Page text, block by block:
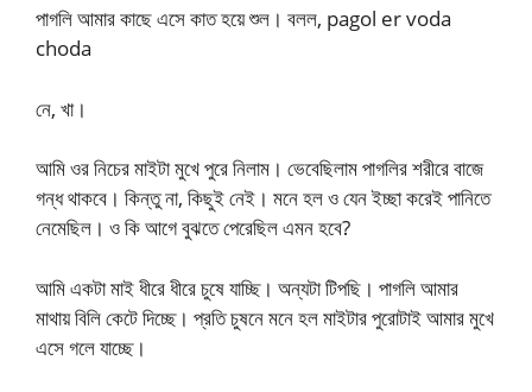
পাগলি আমার কাছে এসে কাত হয়ে শুল। বলল, pagol er voda
choda
নে, খা।
আমি ওর নিচের মাইটা মুখে পুরে নিলাম। ভেবেছিলাম পাগলির শরীরে বাজে
গন্ধ থাকবে। কিন্তু না, কিছুই নেই। মনে হল ও যেন ইচ্ছা করেই পানিতে
নেমেছিল। ও কি আগে বুঝতে পেরেছিল এমন হবে?
আমি একটা মাই ধীরে ধীরে চুষে যাচ্ছি। অন্যটা টিপছি। পাগলি আমার
মাথায় বিলি কেটে দিচ্ছে। প্রতি চুষনে মনে হল মাইটার পুরোটাই আমার মুখে
এসে গলে যাচ্ছে।